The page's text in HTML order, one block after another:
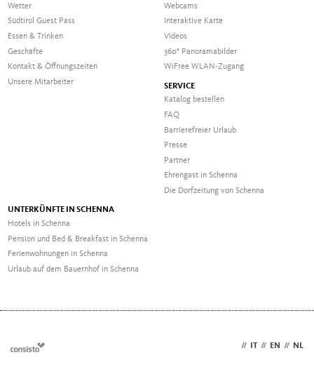
Wetter
Südtirol Guest Pass
Essen & Trinken
Geschäfte
Kontakt & Öffnungszeiten
Unsere Mitarbeiter
Webcams
Interaktive Karte
Videos
360° Panoramabilder
WiFree WLAN-Zugang
SERVICE
Katalog bestellen
FAQ
Barrierefreier Urlaub
Presse
Partner
Ehrengast in Schenna
Die Dorfzeitung von Schenna
UNTERKÜNFTE IN SCHENNA
Hotels in Schenna
Pension und Bed & Breakfast in Schenna
Ferienwohnungen in Schenna
Urlaub auf dem Bauernhof in Schenna
// // EN // NL